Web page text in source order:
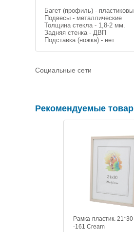
Багет (профиль) -
Подвесы - металлические
Толщина стекла - 1,8-2 мм.
Задняя стенка - ДВП
Подставка (ножка) - нет
Социальные сети
Рекомендуемые
Рамка-пластик. 21*30
-161 Cream